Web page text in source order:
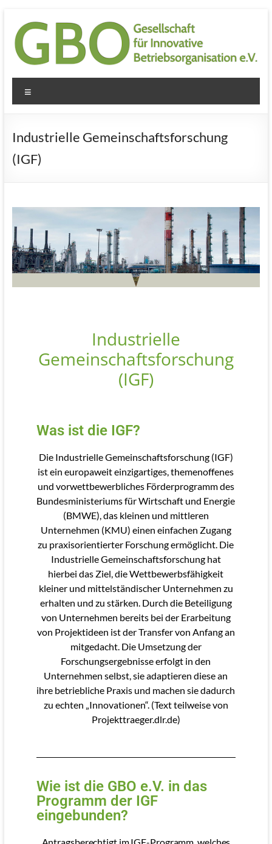
Industrielle Gemeinschaftsforschung
(IGF)
Industrielle
Gemeinschaftsforschung
(IGF)
Was ist die IGF?
Die Industrielle Gemeinschaftsforschung (IGF)
ist ein europaweit einzigartiges, themenoffenes
und vorwettbewerbliches Förderprogramm des
Bundesministeriums für Wirtschaft und Energie
(BMWE), das kleinen und mittleren
Unternehmen (KMU) einen einfachen Zugang
zu praxisorientierter Forschung ermöglicht. Die
Industrielle Gemeinschaftsforschung hat
hierbei das Ziel, die Wettbewerbsfähigkeit
kleiner und mittelständischer Unternehmen zu
erhalten und zu stärken. Durch die Beteiligung
von Unternehmen bereits bei der Erarbeitung
von Projektideen ist der Transfer von Anfang an
mitgedacht. Die Umsetzung der
Forschungsergebnisse erfolgt in den
Unternehmen selbst, sie adaptieren diese an
ihre betriebliche Praxis und machen sie dadurch
zu echten „Innovationen“. (Text teilweise von
Projekttraeger.dlr.de)
Wie ist die GBO e.V. in das
Programm der IGF
eingebunden?
Antragsberechtigt im IGF-Programm, welches